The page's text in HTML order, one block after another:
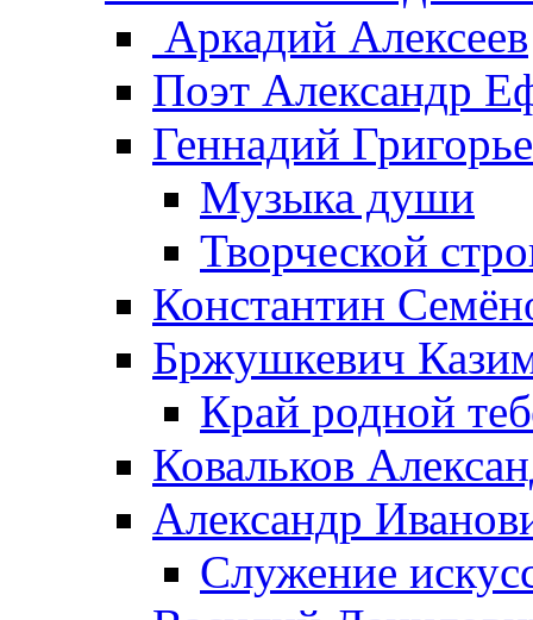
Аркадий Алексеев
Поэт Александр
Геннадий
Музыка души
Творческой
Константин
Бржушкевич
Край родной
Ковальков
Александр
Служение